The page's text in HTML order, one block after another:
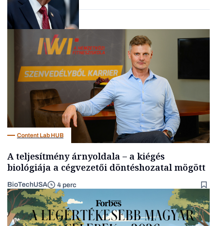
Content Lab HUB
A teljesítmény árnyoldala – a kiégés
biológiája a cégvezetői döntéshozatal mögött
BioTechUSA 4 perc